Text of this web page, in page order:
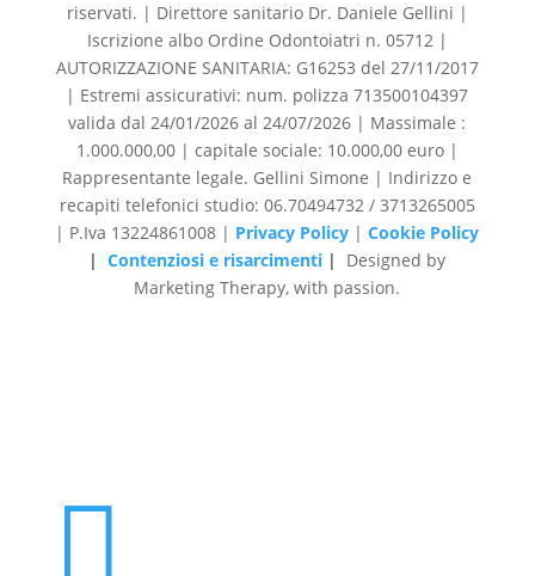
riservati. | Direttore sanitario Dr. Daniele Gellini |
Iscrizione albo Ordine Odontoiatri n. 05712 |
AUTORIZZAZIONE SANITARIA: G16253 del 27/11/2017
| Estremi assicurativi: num. polizza 713500104397
valida dal 24/01/2026 al 24/07/2026 | Massimale :
1.000.000,00 | capitale sociale: 10.000,00 euro |
Rappresentante legale. Gellini Simone | Indirizzo e
recapiti telefonici studio: 06.70494732 / 3713265005
| P.Iva 13224861008 | Privacy Policy |Cookie Policy
| Contenziosi e risarcimenti | Designed by
Marketing Therapy, with passion.
